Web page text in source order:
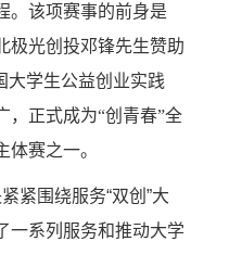
。该项赛事的前身是
极光创投邓锋先生赞助
学生公益创业实践
，正式成为“创青春”全
体赛之一。
紧围绕服务“双创”大
一系列服务和推动大学